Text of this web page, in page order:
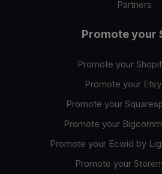
Partners
Promote your
Promote your
Promote your
Promote your
Promote your
Promote your Ecwid by
Promote your